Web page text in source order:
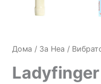
Дома / За Неа /